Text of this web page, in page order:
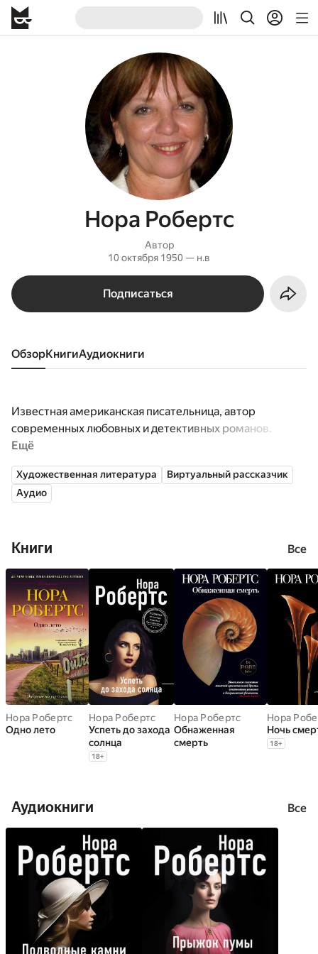
Нора Робертс
Автор
10 октября 1950 — н.в
Подписаться
Обзор книги аудиокниги
Известная американская писательница, автор
современных любовных и детективных романов.
Ещё
Художественная литература
Виртуальный рассказчик
Аудио
Книги Все
Нора Робертс
Одно лето
Нора Робертс
Успеть до захода
солнца
18+
Нора Робертс
Обнаженная
смерть
Нора
Ночь
18+
Аудиокниги Все